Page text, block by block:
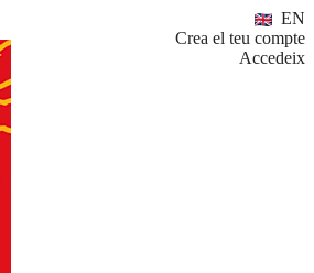
EN
Crea el teu compte
Accedeix